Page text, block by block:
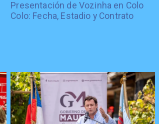
Presentación de Vozinha en Colo
Colo: Fecha, Estadio y Contrato